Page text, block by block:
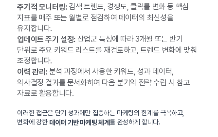
주기적 모니터링:검색 트렌드, 경쟁도, 클릭률 변화 등 핵심
지표를 매주 또는 월별로 점검하여 데이터의 최신성을
유지합니다.
업데이트 주기 설정:산업군 특성에 따라 3개월 또는 반기
단위로 주요 키워드 리스트를 재검토하고, 트렌드 변화에 맞춰
조정합니다.
이력 관리:분석 과정에서 사용한 키워드, 성과 데이터,
의사결정 결과를 문서화하여 다음 분기의 전략 수립 시 참고
자료로 활용합니다.
이러한 접근은 단기 성과에만 집중하는 마케팅의 한계를 극복하고,
변화에 강한 데이터 기반 마케팅 체계를 완성하게 합니다.